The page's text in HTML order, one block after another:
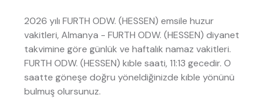
2026 yılı FURTH ODW. (HESSEN) emsile huzur
vakitleri, Almanya - FURTH ODW. (HESSEN) diyanet
takvimine göre günlük ve haftalık namaz vakitleri.
FURTH ODW. (HESSEN) kıble saati, 11:13 gecedir. O
saatte göneşe doğru yöneldiğinizde kıble yönünü
bulmuş olursunuz.